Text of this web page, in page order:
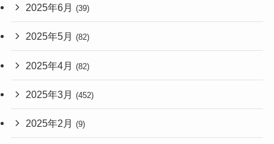
2025年6月 (39)
2025年5月 (82)
2025年4月 (82)
2025年3月 (452)
2025年2月 (9)